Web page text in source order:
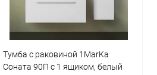
Тумба с раковиной 1MarKa
Соната 90П с 1 ящиком, белый